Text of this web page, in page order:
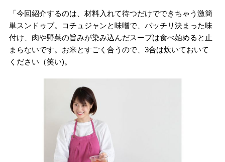
「今回紹介するのは、材料入れて待つだけでできちゃう激簡
単スンドゥブ。コチュジャンと味噌で、バッチリ決まった味
付け、肉や野菜の旨みが染み込んだスープは食べ始めると止
まらないです。お米とすごく合うので、3合は炊いておいて
ください（笑い)。